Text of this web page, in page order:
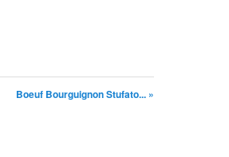
Boeuf Bourguignon Stufato... »